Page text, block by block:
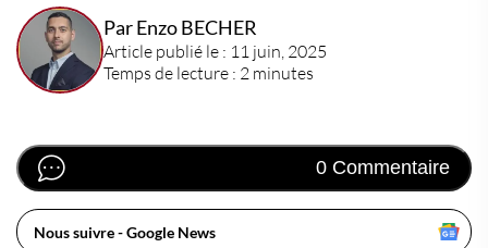
Par Enzo BECHER
Article publié le : 11 juin, 2025
Temps de lecture : 2 minutes
0 Commentaire
Nous suivre - Google News